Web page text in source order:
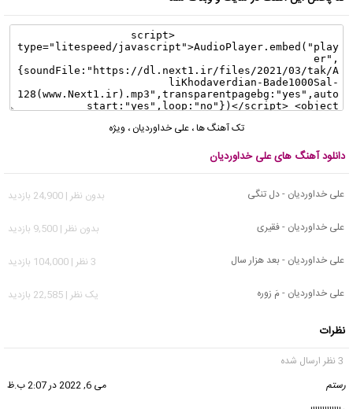
تک آهنگ ها، علی خداوردیان ، ویژه
دانلود آهنگ های علی خداوردیان
علی خداوردیان - دل تنگی
بدون نظر | 24,900 بازدید
علی خداوردیان - فقیری
بدون نظر | 9,500 بازدید
علی خداوردیان - بعد هزار سال
3 نظر | 104,000 بازدید
علی خداوردیان - مَ زوره
يک نظر | 22,585 بازدید
نظرات
3 نظر ارسال شده
رستم
می 6, 2022 در 2:07 ب.ظ